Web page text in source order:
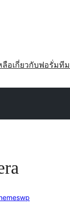
ลือเกี่ยวกับฟอรั่มทีม